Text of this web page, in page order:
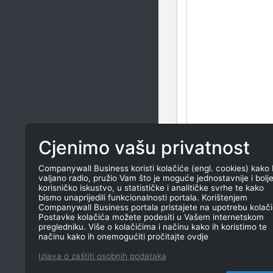
Cjenimo vašu privatnost
Companywall Business koristi kolačiće (engl. cookies) kako
valjano radio, pružio Vam što je moguće jednostavnije i bolje
korisničko iskustvo, u statističke i analitičke svrhe te kako
bismo unaprijedili funkcionalnosti portala. Korištenjem
Companywall Business portala pristajete na upotrebu
Postavke kolačića možete podesiti u Vašem internetskom
pregledniku. Više o kolačićima i načinu kako ih koristimo te
načinu kako ih onemogućiti pročitajte ovdje
Izjava o zaštiti osobnih podataka